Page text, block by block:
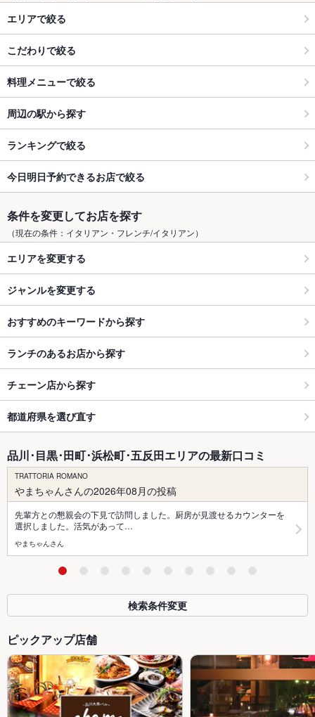
エリアで絞る
こだわりで絞る
料理メニューで絞る
周辺の駅から探す
ランキングで絞る
今日明日予約できるお店で絞る
条件を変更してお店を探す
（現在の条件：イタリアン・フレンチ/イタリアン）
エリアを変更する
ジャンルを変更する
おすすめのキーワードから探す
ランチのあるお店から探す
チェーン店から探す
都道府県を選び直す
品川･目黒･田町･浜松町･五反田エリアの最新口コミ
TRATTORIA ROMANO
やまちゃんさんの2026年08月の投稿
先輩方との懇親会の下見で訪問しました。厨房が見渡せるカウンターを
選択しました。活気があって…
やまちゃんさん
検索条件変更
ピックアップ店舗